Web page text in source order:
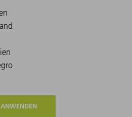
ANWENDEN